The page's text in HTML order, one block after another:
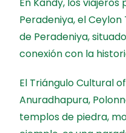
En Kandy, los
Peradeniya, el
de Peradeniya,
conexión con la
El Triángulo Cultural
Anuradhapura,
templos de piedra,